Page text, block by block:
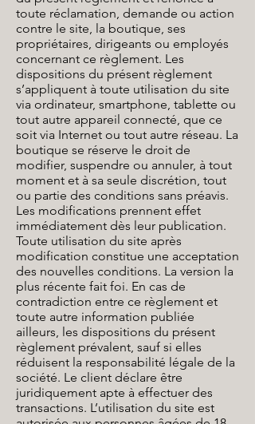
toute réclamation, demande ou action
contre le site, la boutique, ses
propriétaires, dirigeants ou employés
concernant ce règlement. Les
dispositions du présent règlement
s’appliquent à toute utilisation du site
via ordinateur, smartphone, tablette ou
tout autre appareil connecté, que ce
soit via Internet ou tout autre réseau. La
boutique se réserve le droit de
modifier, suspendre ou annuler, à tout
moment et à sa seule discrétion, tout
ou partie des conditions sans préavis.
Les modifications prennent effet
immédiatement dès leur publication.
Toute utilisation du site après
modification constitue une acceptation
des nouvelles conditions. La version la
plus récente fait foi. En cas de
contradiction entre ce règlement et
toute autre information publiée
ailleurs, les dispositions du présent
règlement prévalent, sauf si elles
réduisent la responsabilité légale de la
société. Le client déclare être
juridiquement apte à effectuer des
transactions. L’utilisation du site est